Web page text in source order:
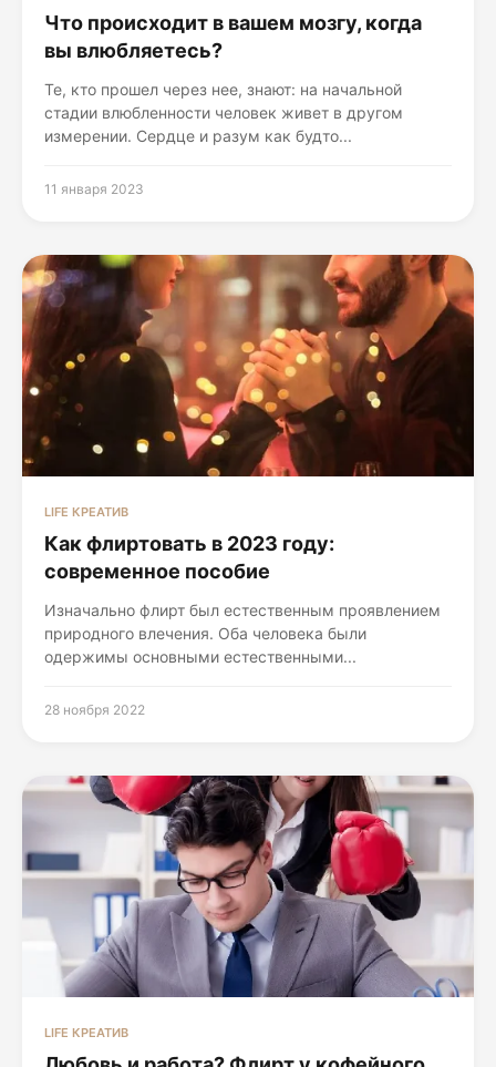
Что происходит в вашем мозгу, когда
вы влюбляетесь?
Те, кто прошел через нее, знают: на начальной
стадии влюбленности человек живет в другом
измерении. Сердце и разум как будто...
11 января 2023
LIFE КРЕАТИВ
Как флиртовать в 2023 году:
современное пособие
Изначально флирт был естественным проявлением
природного влечения. Оба человека были
одержимы основными естественными...
28 ноября 2022
LIFE КРЕАТИВ